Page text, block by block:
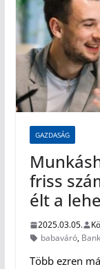
GAZDASÁG
friss
élt a
2025.03.05.
babaváró,
Több ezren